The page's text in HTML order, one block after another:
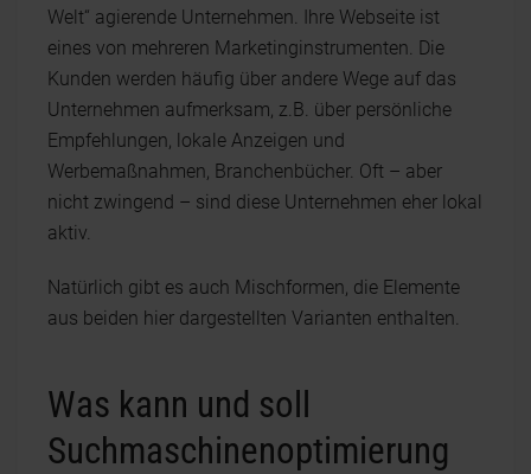
Welt“ agierende Unternehmen. Ihre Webseite ist
eines von mehreren Marketinginstrumenten. Die
Kunden werden häufig über andere Wege auf das
Unternehmen aufmerksam, z.B. über persönliche
Empfehlungen, lokale Anzeigen und
Werbemaßnahmen, Branchenbücher. Oft – aber
nicht zwingend – sind diese Unternehmen eher lokal
aktiv.
Natürlich gibt es auch Mischformen, die Elemente
aus beiden hier dargestellten Varianten enthalten.
Was kann und soll
Suchmaschinenoptimierung